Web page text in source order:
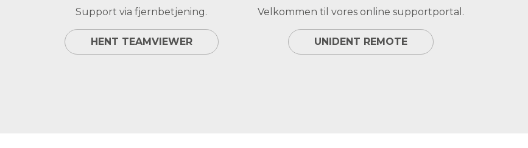
Support via fjernbetjening.
HENT TEAMVIEWER
Velkommen til vores online supportportal.
UNIDENT REMOTE